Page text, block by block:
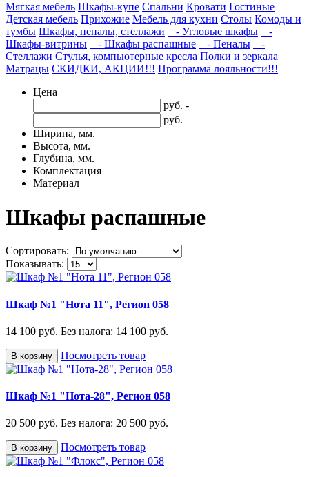
Мягкая мебель Шкафы-купе Спальни Кровати Гостиные
Детская мебель Прихожие Мебель для кухни Столы Комоды и
тумбы Шкафы, пеналы, стеллажи - Угловые шкафы
-
Шкафы-витрины
- Шкафы распашные - Пеналы
-
Стеллажи Стулья, компьютерные кресла Полки и зеркала
Матрацы СКИДКИ, АКЦИИ!!! Программа лояльности!!!
Цена
руб. -
руб.
Ширина, мм.
Высота, мм.
Глубина, мм.
Комплектация
Материал
Шкафы распашные
Сортировать:
Показывать:
Шкаф №1 "Нота 11", Регион 058
14 100 руб. Без налога: 14 100 руб.
В корзину Посмотреть товар
Шкаф №1 "Нота-28", Регион 058
20 500 руб. Без налога: 20 500 руб.
В корзину Посмотреть товар